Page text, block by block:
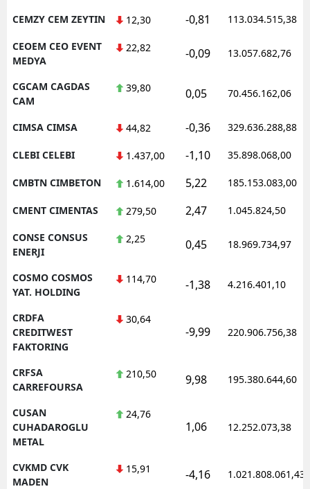
CEMZY CEM ZEYTIN 12,30 -0,81 113.034.515,38
CEOEM CEO EVENT
MEDYA
22,82 -0,09 13.057.682,76
CGCAM CAGDAS
CAM
39,80 0,05 70.456.162,06
CIMSA CIMSA 44,82 -0,36 329.636.288,88
CLEBI CELEBI 1.437,00 -1,10 35.898.068,00
CMBTN CIMBETON 1.614,00 5,22 185.153.083,00
CMENT CIMENTAS 279,50 2,47 1.045.824,50
CONSE CONSUS
ENERJI
2,25 0,45 18.969.734,97
COSMO COSMOS
YAT. HOLDING
114,70 -1,38 4.216.401,10
CRDFA
CREDITWEST
FAKTORING
30,64
-9,99 220.906.756,38
CRFSA
CARREFOURSA
210,50 9,98 195.380.644,60
CUSAN
CUHADAROGLU
METAL
24,76
1,06 12.252.073,38
CVKMD CVK
MADEN
15,91 -4,16 1.021.808.061,43